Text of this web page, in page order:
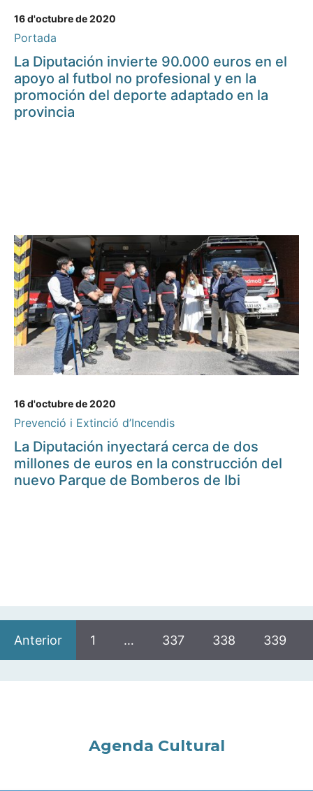
16 d'octubre de 2020
Portada
La Diputación invierte 90.000 euros en el
apoyo al futbol no profesional y en la
promoción del deporte adaptado en la
provincia
16 d'octubre de 2020
Prevenció i Extinció d’Incendis
La Diputación inyectará cerca de dos
millones de euros en la construcción del
nuevo Parque de Bomberos de Ibi
Anterior 1 … 337 338 339
Agenda Cultural